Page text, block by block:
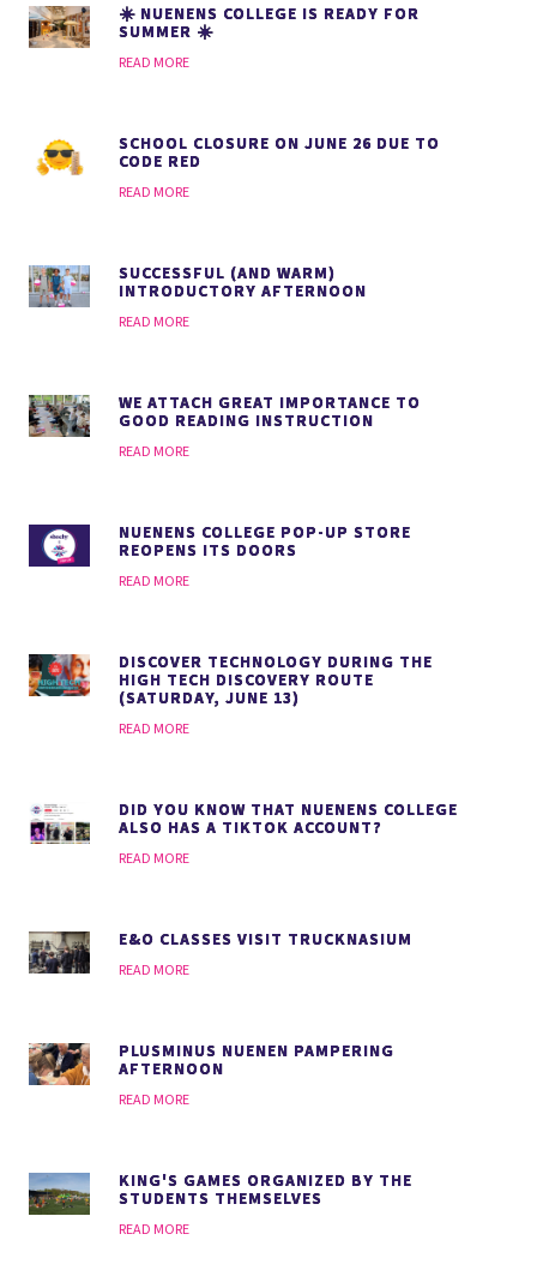
☀️ NUENENS COLLEGE IS READY FOR
SUMMER ☀️
READ MORE
SCHOOL CLOSURE ON JUNE 26 DUE TO
CODE RED
READ MORE
SUCCESSFUL (AND WARM)
INTRODUCTORY AFTERNOON
READ MORE
WE ATTACH GREAT IMPORTANCE TO
GOOD READING INSTRUCTION
READ MORE
NUENENS COLLEGE POP-UP STORE
REOPENS ITS DOORS
READ MORE
DISCOVER TECHNOLOGY DURING THE
HIGH TECH DISCOVERY ROUTE
(SATURDAY, JUNE 13)
READ MORE
DID YOU KNOW THAT NUENENS COLLEGE
ALSO HAS A TIKTOK ACCOUNT?
READ MORE
E&O CLASSES VISIT TRUCKNASIUM
READ MORE
PLUSMINUS NUENEN PAMPERING
AFTERNOON
READ MORE
KING'S GAMES ORGANIZED BY THE
STUDENTS THEMSELVES
READ MORE